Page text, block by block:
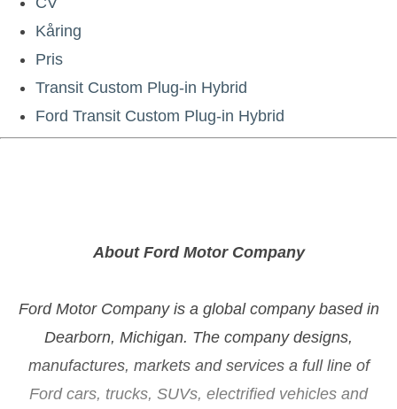
Kåring
Pris
Transit Custom Plug-in Hybrid
Ford Transit Custom Plug-in Hybrid
About Ford Motor Company
Ford Motor Company is a global company based in
Dearborn, Michigan. The company designs,
manufactures, markets and services a full line of
Ford cars, trucks, SUVs, electrified vehicles and